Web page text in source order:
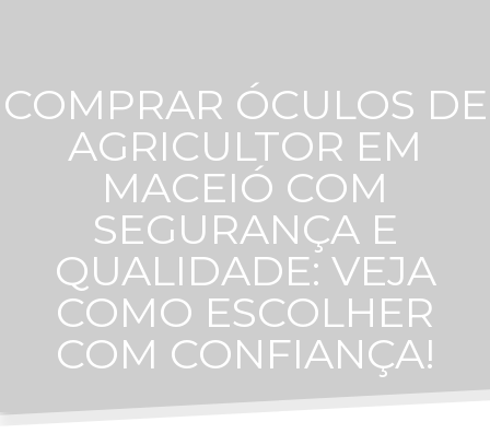
COMPRAR ÓCULOS DE
AGRICULTOR EM
MACEIÓ COM
SEGURANÇA E
QUALIDADE: VEJA
COMO ESCOLHER
COM CONFIANÇA!